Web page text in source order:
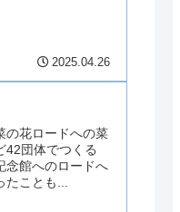
2025.04.26
の花ロードへの菜
42団体でつくる
念館へのロードへ
ことも...